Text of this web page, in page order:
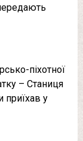
піхотної
– Станиця
приїхав у